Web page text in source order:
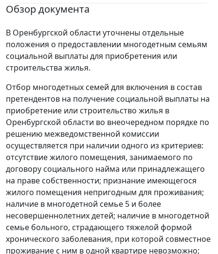
Обзор документа
В Оренбургской области уточнены отдельные
положения о предоставлении многодетным семьям
социальной выплаты для приобретения или
строительства жилья.
Отбор многодетных семей для включения в состав
претендентов на получение социальной выплаты на
приобретение или строительство жилья в
Оренбургской области во внеочередном порядке по
решению межведомственной комиссии
осуществляется при наличии одного из критериев:
отсутствие жилого помещения, занимаемого по
договору социального найма или принадлежащего
на праве собственности; признание имеющегося
жилого помещения непригодным для проживания;
наличие в многодетной семье 5 и более
несовершеннолетних детей; наличие в многодетной
семье больного, страдающего тяжелой формой
хронического заболевания, при которой совместное
проживание с ним в одной квартире невозможно;